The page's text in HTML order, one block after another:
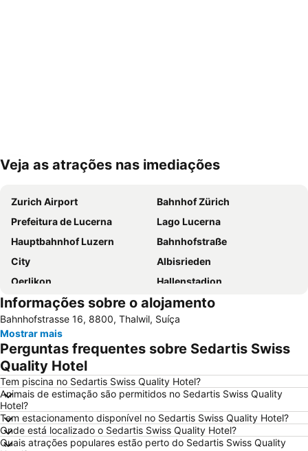
Ampliar mapa
Veja as atrações nas imediações
Zurich Airport
Bahnhof Zürich
Prefeitura de Lucerna
Lago Lucerna
Hauptbahnhof Luzern
Bahnhofstraße
City
Albisrieden
Oerlikon
Hallenstadion
City Train
Enge
Zollikon Train Station
Luzerner Fasnacht
Stadthaus
Unterstrass
Lucerne Festival in Summer
Langstrasse
Stadion Letzigrund
Altstetten
Höngg
Rheinfall
Leimbach
Opernhaus
Niederdorf und Oberdorf
Informações sobre o alojamento
Bahnhofstrasse 16, 8800, Thalwil, Suíça
Mostrar mais
Perguntas frequentes sobre Sedartis Swiss
Quality Hotel
Tem piscina no Sedartis Swiss Quality Hotel?
Animais de estimação são permitidos no Sedartis Swiss Quality
Hotel?
Tem estacionamento disponível no Sedartis Swiss Quality Hotel?
Onde está localizado o Sedartis Swiss Quality Hotel?
Quais atrações populares estão perto do Sedartis Swiss Quality